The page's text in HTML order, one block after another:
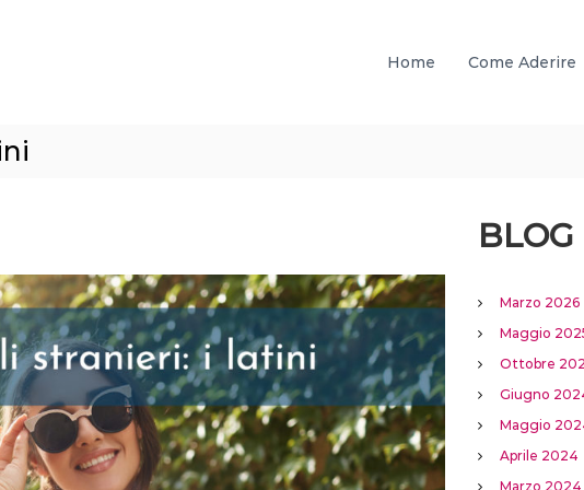
Home Come Aderire
BLOG
Marzo 2026
Maggio
Ottobre
Giugno
Maggio
Aprile 2024
Marzo 2024